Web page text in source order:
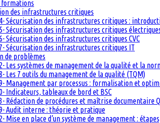
formations
des infrastructures critiques
Sécurisation des infrastructures critiques :
Sécurisation des infrastructures critiques
Sécurisation des infrastructures critiques CVC
Sécurisation des infrastructures critiques IT
de problèmes
Les systèmes de management de la qualité et la
Les 7 outils du management de la qualité (TQM)
Management par processus : formalisation et
Indicateurs, tableaux de bord et BSC
Rédaction de procédures et maîtrise documentaire
Audit interne : théorie et pratique
Mise en place d’un système de management :